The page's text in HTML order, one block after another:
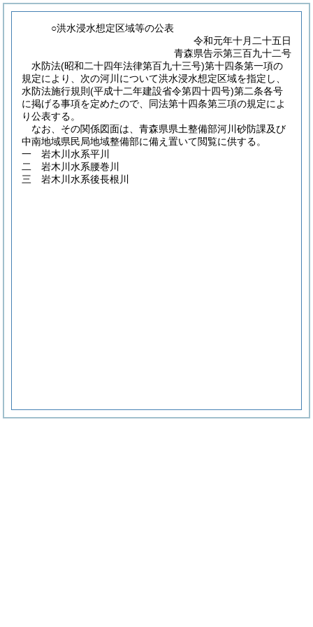
○洪水浸水想定区域等の公表
令和元年十月二十五日
青森県告示第三百九十二号
水防法(昭和二十四年法律第百九十三号)第十四条第一項の
規定により、次の河川について洪水浸水想定区域を指定し、
水防法施行規則 (平成十二年建設省令第四十四号)第二条各号
に掲げる事項を定めたので、同法第十四条第三項の規定によ
り公表する。
なお、その関係図面は、青森県県土整備部河川砂防課及び
中南地域県民局地域整備部に備え置いて閲覧に供する。
一 岩木川水系平川
二 岩木川水系腰巻川
三 岩木川水系後長根川